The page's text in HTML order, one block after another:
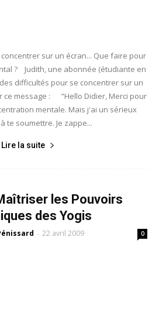
sur un écran... Que faire pour
? Judith, une abonnée (étudiante en
difficultés pour se concentrer sur un
ce message : "Hello Didier, Merci pour
mentale. Mais j'ai un sérieux
te soumettre. Je zappe...
Lire la suite
les Pouvoirs
des Yogis
- 22 avril 2009 0